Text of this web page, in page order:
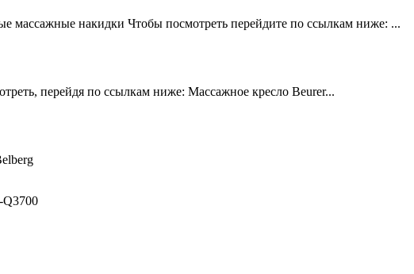
массажные накидки Чтобы посмотреть перейдите по ссылкам ниже: ...
перейдя по ссылкам ниже: Массажное кресло Beurer...
Q3700